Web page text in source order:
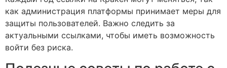
как администрация платформы принимает меры для
защиты пользователей. Важно следить за
актуальными ссылками, чтобы иметь возможность
войти без риска.